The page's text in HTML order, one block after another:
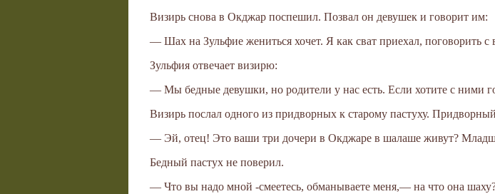
Визирь снова в Окджар поспешил. Позвал он девушек и говорит им:
— Шах на Зульфие жениться хочет. Я как сват приехал, поговорить
Зульфия отвечает визирю:
— Мы бедные девушки, но родители у нас есть. Если хотите с ними
Визирь послал одного из придворных к старому пастуху.
— Эй, отец! Это ваши три дочери в Окджаре в шалаше живут?
Бедный пастух не поверил.
— Что вы надо мной -смеетесь, обманываете меня,— на что она